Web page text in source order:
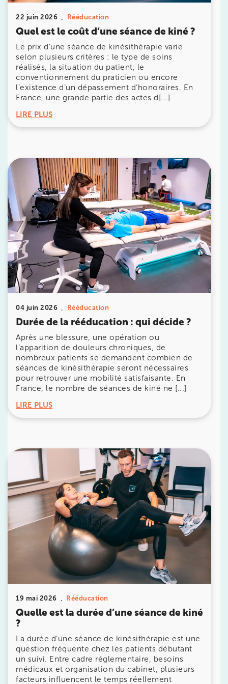
22 juin 2026 Rééducation
Quel est le coût d’une séance de kiné ?
Le prix d’une séance de kinésithérapie varie
selon plusieurs critères : le type de soins
réalisés, la situation du patient, le
conventionnement du praticien ou encore
l’existence d’un dépassement d’honoraires. En
France, une grande partie des actes d[...]
LIRE PLUS
04 juin 2026 Rééducation
Durée de la rééducation : qui décide ?
Après une blessure, une opération ou
l’apparition de douleurs chroniques, de
nombreux patients se demandent combien de
séances de kinésithérapie seront nécessaires
pour retrouver une mobilité satisfaisante. En
France, le nombre de séances de kiné ne [...]
LIRE PLUS
19 mai 2026 Rééducation
Quelle est la durée d’une séance de kiné
?
La durée d’une séance de kinésithérapie est une
question fréquente chez les patients débutant
un suivi. Entre cadre réglementaire, besoins
médicaux et organisation du cabinet, plusieurs
facteurs influencent le temps réellement
380 Av. de la Division Leclerc 92290
Châtenay-Malabry
380 Av. de la Division Leclerc 92290 Châtenay-
01 43 50 05 24
Prenez RDV sur
Prenez RDV sur
IK PARIS 17 – VILLIERS
68 Av. de Villiers 75017 Paris
01 44 90 90 40
Prenez RDV sur
Prenez RDV sur
IK PARIS 8 – SAINT-LAZARE
20 Rue de la Pépinière 75008 Paris
20 Rue de la Pépinière 75008 Paris
01 55 06 05 07
Prenez RDV sur
PARIS 9 – PETRELLE
6 Rue Petrelle 75009 Paris
6 Rue Petrelle 75009 Paris
01 71 97 53 67
Prenez RDV sur
Prenez RDV sur
10 Rue Roubo 75011 Paris
10 Rue Roubo 75011 Paris
01 83 96 48 65
Prenez RDV sur
Prenez RDV sur
IK VANVES
5 Rue Monge 92170 Vanves
5 Rue Monge 92170 Vanves
Prenez RDV sur
IK SAINT-GERMAIN
199 Bd Saint-Germain 75007 Paris